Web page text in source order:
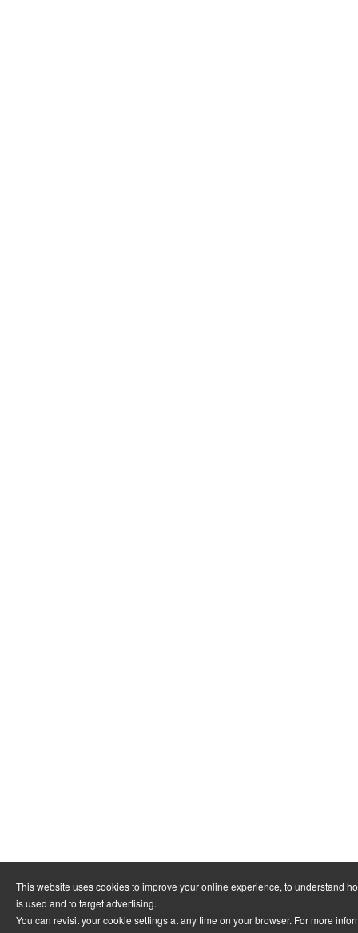
This website uses cookies to improve your online experience, to understand
is used and to target advertising.
You can revisit your cookie settings at any time on your browser. For more